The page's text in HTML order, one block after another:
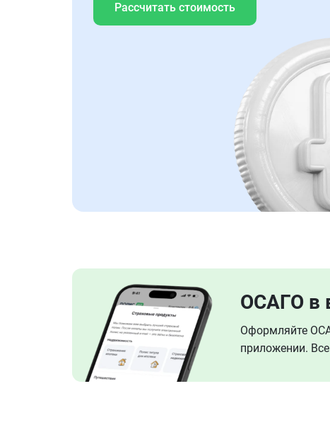
Рассчитать стоимость
ОСАГО в
Оформляйте
приложении.